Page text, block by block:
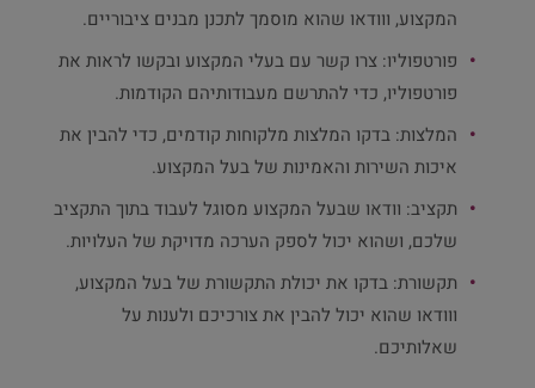
המקצוע, ווודאו שהוא מוסמך לתכנן מבנים ציבוריים.
פורטפוליו: צרו קשר עם בעלי המקצוע ובקשו לראות את
פורטפוליו, כדי להתרשם מעבודותיהם הקודמות.
המלצות: בדקו המלצות מלקוחות קודמים, כדי להבין את
איכות השירות והאמינות של בעל המקצוע.
תקציב: וודאו שבעל המקצוע מסוגל לעבוד בתוך התקציב
שלכם, ושהוא יכול לספק הערכה מדויקת של העלויות.
תקשורת: בדקו את יכולת התקשורת של בעל המקצוע,
ווודאו שהוא יכול להבין את צורכיכם ולענות על
שאלותיכם.